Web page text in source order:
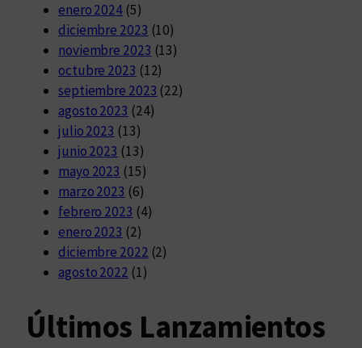
enero 2024 (5)
diciembre 2023 (10)
noviembre 2023 (13)
octubre 2023 (12)
septiembre 2023 (22)
agosto 2023 (24)
julio 2023 (13)
junio 2023 (13)
mayo 2023 (15)
marzo 2023 (6)
febrero 2023 (4)
enero 2023 (2)
diciembre 2022 (2)
agosto 2022 (1)
Últimos Lanzamientos